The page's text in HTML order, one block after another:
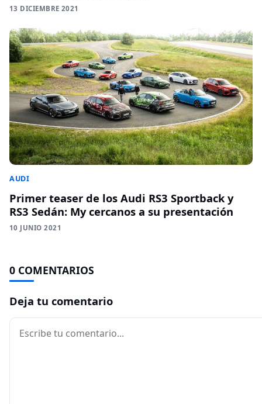
13 DICIEMBRE 2021
AUDI
Primer teaser de los Audi RS3 Sportback y
RS3 Sedán: My cercanos a su presentación
10 JUNIO 2021
0 COMENTARIOS
Deja tu comentario
Comentario